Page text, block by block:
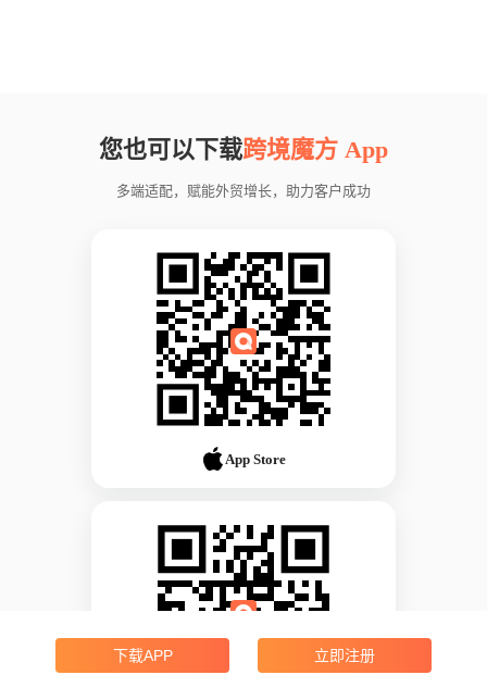
您也可以下载跨境魔方 App
多端适配，赋能外贸增长，助力客户成功
App Store
下载APP 立即注册